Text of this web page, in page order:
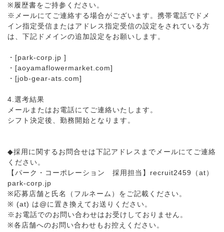
※履歴書をご持参ください。
※メールにてご連絡する場合がございます。携帯電話でドメ
イン指定受信またはアドレス指定受信の設定をされている方
は、下記ドメインの追加設定をお願いします。
・[park-corp.jp ]
・[aoyamaflowermarket.com]
・[job-gear-ats.com]
4.選考結果
メールまたはお電話にてご連絡いたします。
シフト決定後、勤務開始となります。
◆採用に関するお問合せは下記アドレスまでメールにてご連絡
ください。
【パーク・コーポレーション 採用担当】recruit2459（at）
park-corp.jp
※応募店舗と氏名（フルネーム）をご記載ください。
※ (at) は@に置き換えてお送りください。
※お電話でのお問い合わせはお受けしておりません。
※各店舗へのお問い合わせもお控えください。